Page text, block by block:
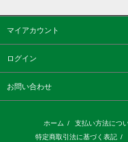
マイアカウント
ログイン
お問い合わせ
ホーム / 支払い方法につ
特定商取引法に基づく表記 /